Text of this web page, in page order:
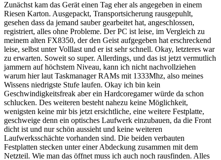
Zunächst kam das Gerät einen Tag eher als angegeben in einem
Riesen Karton. Ausgepackt, Transportsicherung rausgepuhlt,
gesehen dass da jemand sauber gearbeitet hat, angeschlossen,
registriert, alles ohne Probleme. Der PC ist leise, im Vergleich zu
meinem alten FX8350, der den Geist aufgegeben hat erschreckend
leise, selbst unter Volllast und er ist sehr schnell. Okay, letzteres war
zu erwarten. Soweit so super. Allerdings, und das ist jetzt vermutlich
jammern auf höchstem Niveau, kann ich nicht nachvollziehen
warum hier laut Taskmanager RAMs mit 1333Mhz, also meines
Wissens niedrigste Stufe laufen. Okay ich bin kein
Geschwindigkeitsfreak aber ein Hardcoregamer würde da schon
schlucken. Des weiteren besteht nahezu keine Möglichkeit,
wenigsten keine mir bis jetzt ersichtliche, eine weitere Festplatte,
geschweige denn ein optisches Laufwerk einzubauen, da die Front
dicht ist und nur schön aussieht und keine weiteren
Laufwerksschächte vorhanden sind. Die beiden verbauten
Festplatten stecken unter einer Abdeckung zusammen mit dem
Netzteil. Wie man das öffnet muss ich auch noch rausfinden. Alles